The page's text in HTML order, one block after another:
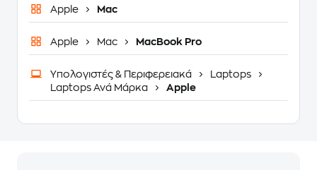
Apple Mac
Apple Mac MacBook Pro
Υπολογιστές & Περιφερειακά
Laptops
Laptops Ανά Μάρκα
Apple